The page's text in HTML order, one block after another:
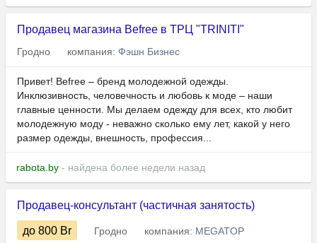
Продавец магазина Befree в ТРЦ "TRINITI"
Гродно компания: Фэшн Бизнес
Привет! Befree – бренд молодежной одежды.
Инклюзивность, человечность и любовь к моде – наши
главные ценности. Мы делаем одежду для всех, кто любит
молодежную моду - неважно сколько ему лет, какой у него
размер одежды, внешность, профессия...
rabota.by - найдена более недели назад
Продавец-консультант (частичная занятость)
до 800 Br Гродно компания: MEGATOP